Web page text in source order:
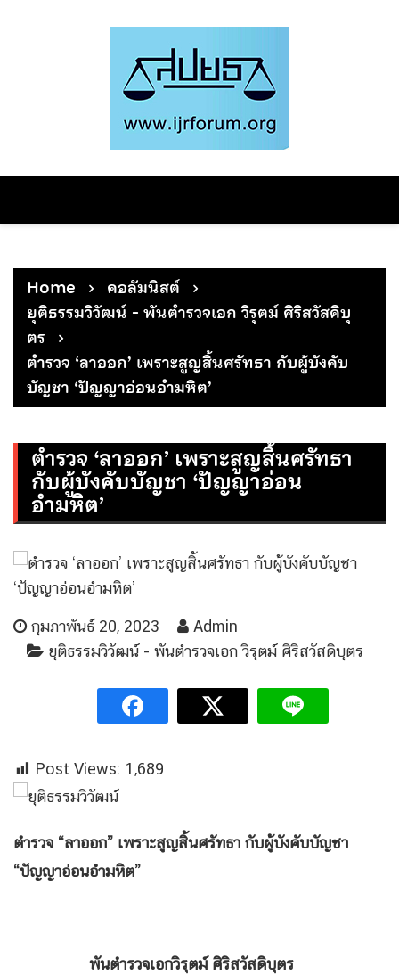
Home
คอลัมนิสต์
ยุติธรรมวิวัฒน์ - พันตำรวจเอก วิรุตม์ ศิริสวัสดิบุ
ตร
ตำรวจ ‘ลาออก’ เพราะสูญสิ้นศรัทธา กับผู้บังคับ
บัญชา ‘ปัญญาอ่อนอำมหิต’
ตำรวจ ‘ลาออก’ เพราะสูญสิ้นศรัทธา
กับผู้บังคับบัญชา ‘ปัญญาอ่อน
อำมหิต’
กุมภาพันธ์ 20, 2023
Admin
ยุติธรรมวิวัฒน์ - พันตำรวจเอก วิรุตม์ ศิริสวัสดิบุตร
Post Views: 1,689
ตำรวจ “ลาออก” เพราะสูญสิ้นศรัทธา กับผู้บังคับบัญชา
“ปัญญาอ่อนอำมหิต”
พันตำรวจเอกวิรุตม์ ศิริสวัสดิบุตร